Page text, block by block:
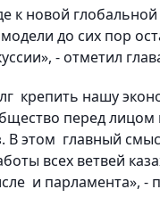
к новой глобальной
до сих пор
- отметил
крепить нашу
перед
В этом главный
всех ветвей
и парламента», -